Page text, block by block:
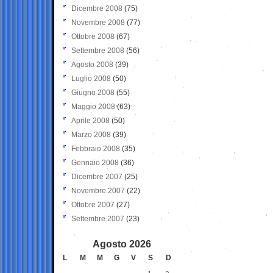
Dicembre 2008 (75)
Novembre 2008 (77)
Ottobre 2008 (67)
Settembre 2008 (56)
Agosto 2008 (39)
Luglio 2008 (50)
Giugno 2008 (55)
Maggio 2008(63)
Aprile 2008 (50)
Marzo 2008 (39)
Febbraio 2008 (35)
Gennaio 2008 (36)
Dicembre 2007 (25)
Novembre 2007 (22)
Ottobre 2007 (27)
Settembre 2007 (23)
Agosto 2026
L M M G V S
D